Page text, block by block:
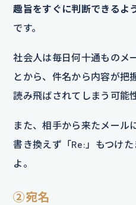
趣旨をすぐに判断できるよ
です。
社会人は毎日何十通ものメ
とから、件名から内容が把
読み飛ばされてしまう可能
また、相手から来たメール
書き換えず「Re:」もつけ
よ。
②宛名